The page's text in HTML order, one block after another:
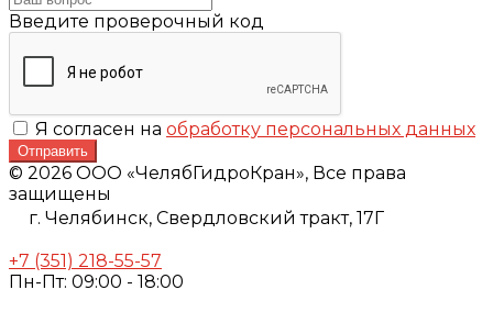
Введите проверочный код
Я согласен на обработку персональных данных
Отправить
© 2026 ООО «ЧелябГидроКран», Все права
защищены
г. Челябинск, Свердловский тракт, 17Г
+7 (351) 218-55-57
Пн-Пт: 09:00 - 18:00